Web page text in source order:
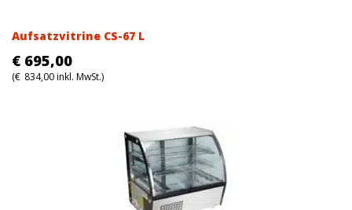
Aufsatzvitrine CS-67 L
€ 695,00
(€ 834,00inkl. MwSt.)